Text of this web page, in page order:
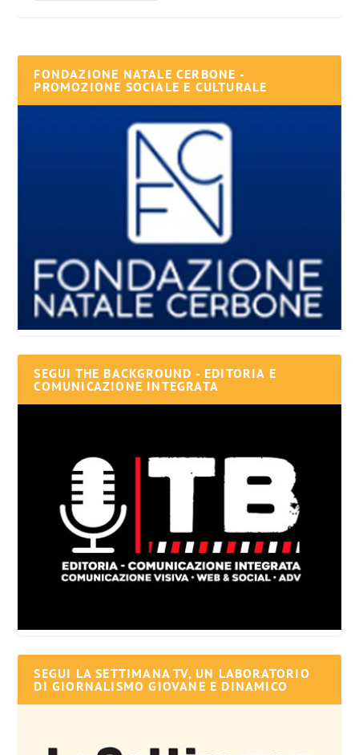
FONDAZIONE NATALE CERBONE -
PROMOZIONE SOCIALE E CULTURALE
SEGUI THE BACKGROUND - EDITORIA E
COMUNICAZIONE INTEGRATA
SEGUI LA SETTIMANA TV, UN LABORATORIO
DI GIORNALISMO GIOVANE E DINAMICO